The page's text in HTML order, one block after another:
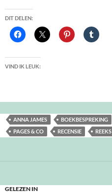
DIT DELEN:
VIND IK LEUK:
ANNA JAMES BOEKBESPREKING
PAGES & CO
RECENSIE REEKS
GELEZEN IN